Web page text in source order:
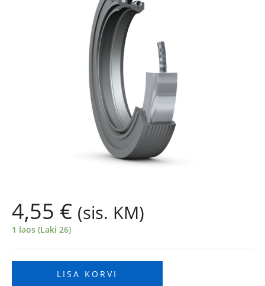
4,55 € (sis. KM)
1 laos (Laki 26)
LISA KORVI